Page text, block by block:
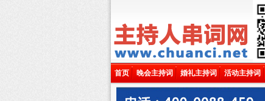
首页 晚会主持词 婚礼主持词 活动主持词